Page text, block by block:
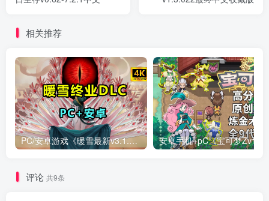
相关推荐
PC/安卓游戏《暖雪最新v3.1.0.1》终业DLC整合版！
评论 共9条